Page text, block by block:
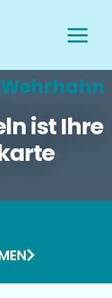
ist Ihre